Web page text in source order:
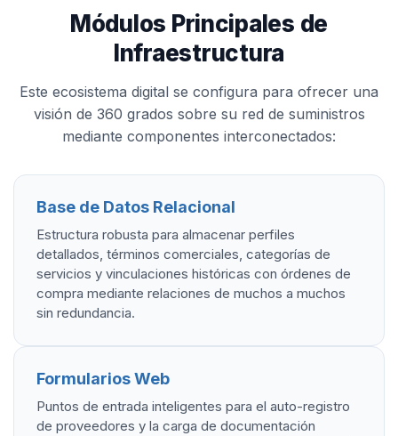
Módulos Principales de
Infraestructura
Este ecosistema digital se configura para ofrecer una
visión de 360 grados sobre su red de suministros
mediante componentes interconectados:
Base de Datos Relacional
Estructura robusta para almacenar perfiles
detallados, términos comerciales, categorías de
servicios y vinculaciones históricas con órdenes de
compra mediante relaciones de muchos a muchos
sin redundancia.
Formularios Web
Puntos de entrada inteligentes para el auto-registro
de proveedores y la carga de documentación